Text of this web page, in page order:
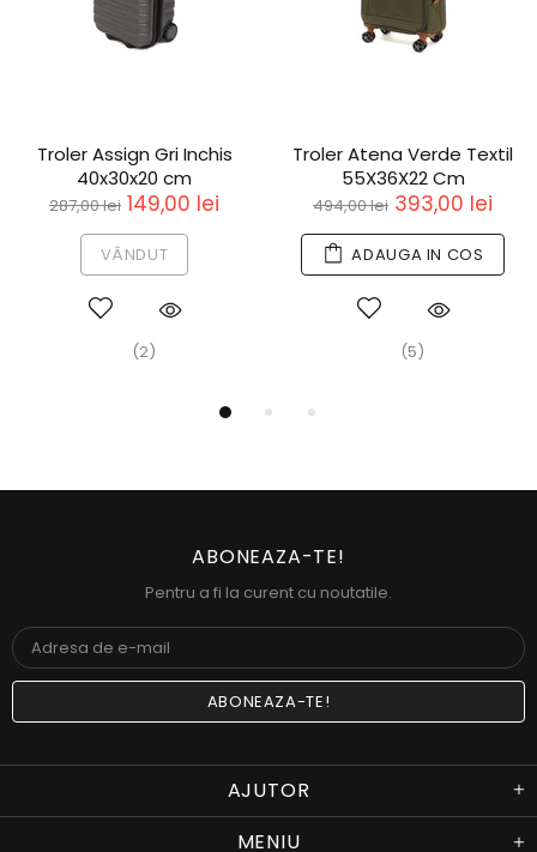
Troler Assign Gri Inchis
40x30x20 cm
287,00 lei 149,00 lei
VÂNDUT
(2)
Troler Atena Verde Textil
55X36X22 Cm
494,00 lei 393,00 lei
ADAUGA IN COS
(5)
ABONEAZA-TE!
Pentru a fi la curent cu noutatile.
AJUTOR
MENIU